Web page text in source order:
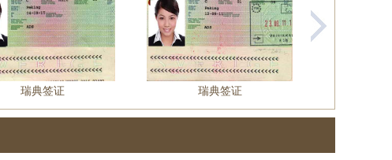
瑞典签证 瑞典签证